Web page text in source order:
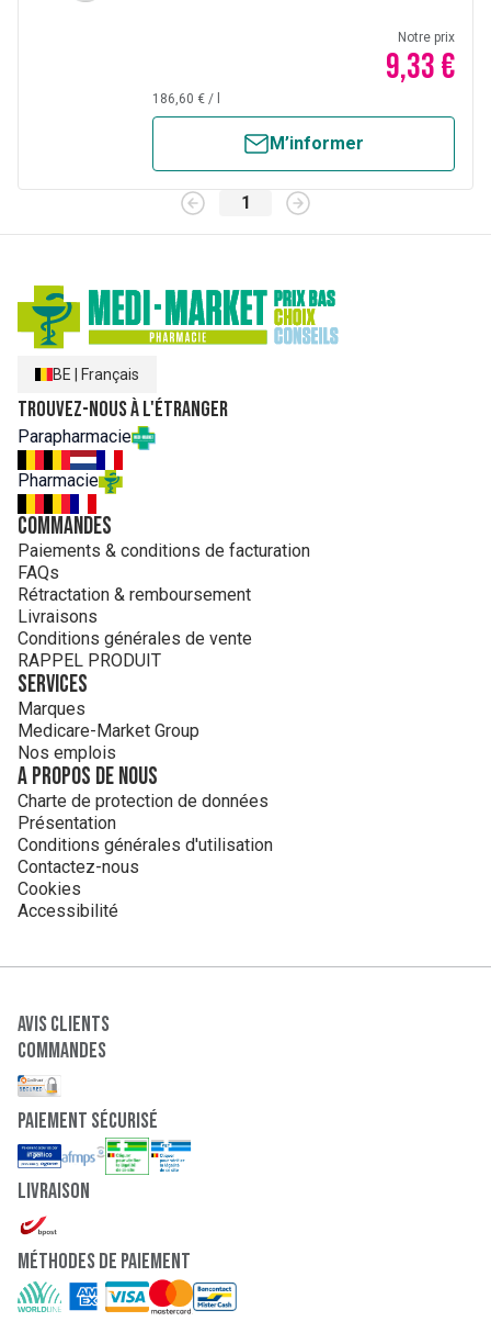
Notre prix
9,33 €
186,60 € /
M’informer
1
BE Français
Trouvez-nous à l'étranger
Parapharmacie
Pharmacie
Commandes
Paiements & conditions de facturation
FAQs
Rétractation & remboursement
Livraisons
Conditions générales de vente
RAPPEL PRODUIT
Services
Marques
Medicare-Market Group
Nos emplois
A propos de nous
Charte de protection de données
Présentation
Conditions générales d'utilisation
Contactez-nous
Cookies
Accessibilité
Avis clients
Commandes
paiement sécurisé
Livraison
Méthodes de paiement